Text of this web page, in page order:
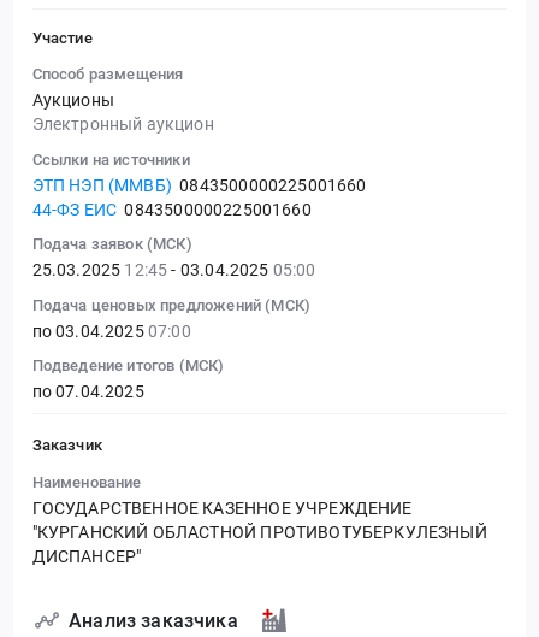
Участие
Способ размещения
Аукционы
Электронный аукцион
Ссылки на источники
ЭТП НЭП (ММВБ) 0843500000225001660
44-ФЗ ЕИС 0843500000225001660
Подача заявок (МСК)
25.03.2025 12:45- 03.04.2025 05:00
Подача ценовых предложений (МСК)
по 03.04.202507:00
Подведение итогов (МСК)
по 07.04.2025
Заказчик
Наименование
ГОСУДАРСТВЕННОЕ КАЗЕННОЕ УЧРЕЖДЕНИЕ
"КУРГАНСКИЙ ОБЛАСТНОЙ ПРОТИВОТУБЕРКУЛЕЗНЫЙ
ДИСПАНСЕР"
Анализ заказчика